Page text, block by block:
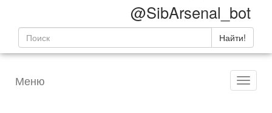
@SibArsenal_bot
Найти!
Меню